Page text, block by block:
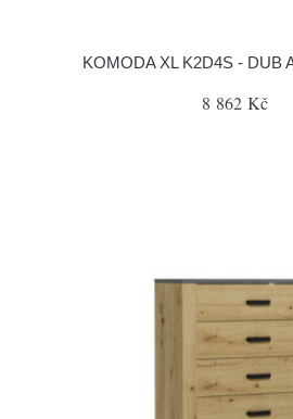
KOMODA XL K2D4S - DUB
8 862 Kč